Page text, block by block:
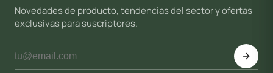
Novedades de producto, tendencias del sector y ofertas
exclusivas para suscriptores.